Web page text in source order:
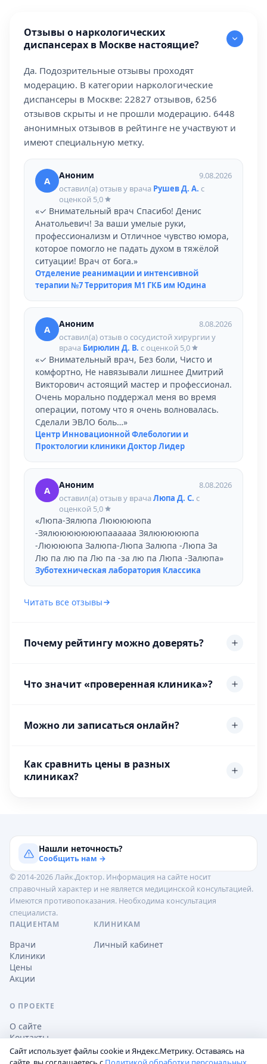
Отзывы о наркологических
диспансерах в Москве настоящие?
Да. Подозрительные отзывы проходят
модерацию. В категории наркологические
диспансеры в Москве: 22827 отзывов, 6256
отзывов скрыты и не прошли модерацию. 6448
анонимных отзывов в рейтинге не участвуют и
имеют специальную метку.
А Аноним
9.08.2026
оставил(а) отзыв у врача Рушев Д. А. с
оценкой 5,0
«✓ Внимательный врач Спасибо! Денис
Анатольевич! За ваши умелые руки,
профессионализм и Отличное чувство юмора,
которое помогло не падать духом в тяжёлой
ситуации! Врач от бога.»
Отделение реанимации и интенсивной
терапии №7 Территория М1 ГКБ им Юдина
А Аноним
8.08.2026
оставил(а) отзыв о сосудистой хирургии у
врача Бирюлин Д. В. с оценкой 5,0
«✓ Внимательный врач, Без боли, Чисто и
комфортно, Не навязывали лишнее Дмитрий
Викторович астоящий мастер и профессионал.
Очень морально поддержал меня во время
операции, потому что я очень волновалась.
Сделали ЭВЛО боль…»
Центр Инновационной Флебологии и
Проктологии клиники Доктор Лидер
А Аноним
8.08.2026
оставил(а) отзыв у врачаЛюпа Д. С. с
оценкой 5,0
«Люпа-Зялюпа Люююююпа
-Зялюююююююпаааааа Зялюююююпа
-Лююююпа Залюпа-Люпа Залюпа -Люпа За
Лю па лю па Лю па -за лю па Люпа -Залюпа»
Зуботехническая лаборатория Классика
Читать все отзывы
Почему рейтингу можно доверять?
Что значит «проверенная клиника»?
Можно ли записаться онлайн?
Как сравнить цены в разных
клиниках?
Нашли неточность?
Сообщить нам →
© 2014-2026 Лайк.Доктор. Информация на сайте носит
справочный характер и не является медицинской консультацией.
Имеются противопоказания. Необходима консультация
специалиста.
ПАЦИЕНТАМ
Врачи
Клиники
Цены
Акции
КЛИНИКАМ
Личный кабинет
О ПРОЕКТЕ
О сайте
Контакты
Сайт использует файлы cookie и Яндекс.Метрику. Оставаясь на